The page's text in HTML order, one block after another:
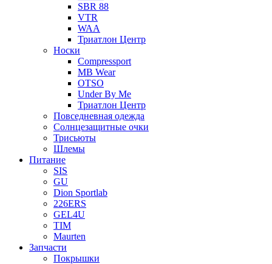
SBR 88
VTR
WAA
Триатлон Центр
Носки
Compressport
MB Wear
OTSO
Under By Me
Триатлон Центр
Повседневная одежда
Солнцезащитные очки
Трисьюты
Шлемы
Питание
SIS
GU
Dion Sportlab
226ERS
GEL4U
TIM
Maurten
Запчасти
Покрышки